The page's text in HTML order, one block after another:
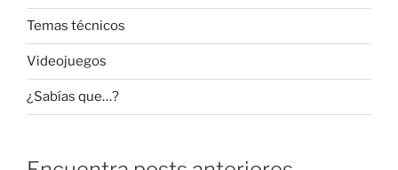
Temas técnicos
Videojuegos
¿Sabías que…?